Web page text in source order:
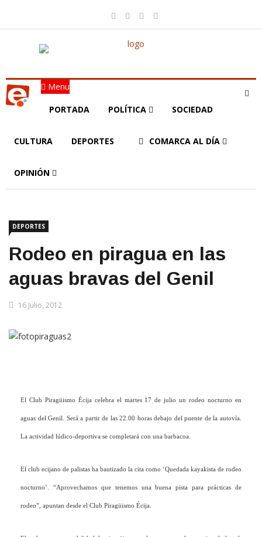
Menu
PORTADA POLÍTICA SOCIEDAD
CULTURA DEPORTES COMARCA AL DÍA
OPINIÓN
DEPORTES
Rodeo en piragua en las
aguas bravas del Genil
16 Julio, 2012
El Club Piragüismo Écija celebra el martes 17 de julio un rodeo nocturno en
aguas del Genil. Será a partir de las 22.00 horas debajo del puente de la autovía.
La actividad lúdico-deportiva se completará con una barbacoa.
El club ecijano de palistas ha bautizado la cita como ‘Quedada kayakista de rodeo
nocturno’. “Aprovechamos que tenemos una buena pista para prácticas de
rodeo”, apuntan desde el Club Piragüismo Écija.